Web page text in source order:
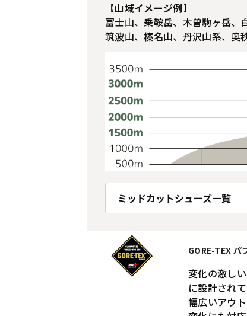
【山域イメージ例】
富士山、乗鞍岳、木曽駒ヶ岳、
筑波山、榛名山、丹沢山系、奥
ミッドカットシューズ一覧
GORE-TEX パ
変化の激し
に設計され
幅広いアウ